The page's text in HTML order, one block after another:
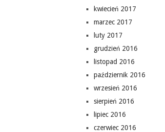
kwiecień 2017
marzec 2017
luty 2017
grudzień 2016
listopad 2016
październik 2016
wrzesień 2016
sierpień 2016
lipiec 2016
czerwiec 2016